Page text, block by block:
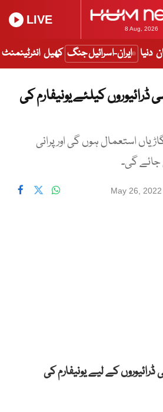
8 Aug, 2026
LIVE
دنیا ایران-اسرائیل جنگ کھیل انٹرٹینمنٹ
کیلئے یونیفارم کی
استعمال ہوں گی اور پرانی
جائے گی۔
May 26,
ڈرائیوروںکےلیےیونیفارمکی